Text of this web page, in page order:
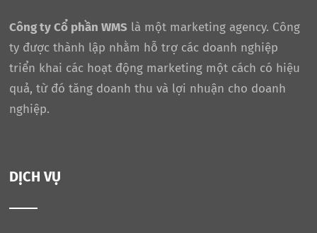
Công ty Cổ phần WMS là một marketing agency. Công
ty được thành lập nhằm hỗ trợ các doanh nghiệp
triển khai các hoạt động marketing một cách có hiệu
quả, từ đó tăng doanh thu và lợi nhuận cho doanh
nghiệp.
DỊCH VỤ